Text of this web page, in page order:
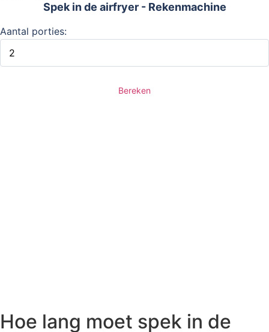
Spek in de airfryer - Rekenmachine
Aantal porties:
Bereken
Hoe lang moet spek in de